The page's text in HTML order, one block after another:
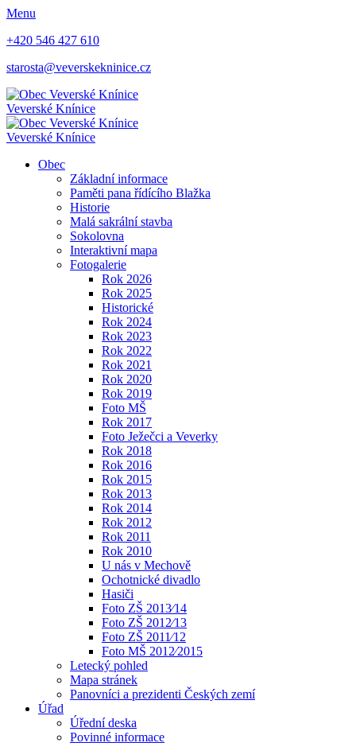
Menu
+420 546 427 610
starosta@veverskekninice.cz
Veverské Knínice
Veverské Knínice
Obec
Základní informace
Paměti pana řídícího Blažka
Historie
Malá sakrální stavba
Sokolovna
Interaktivní mapa
Fotogalerie
Rok 2026
Rok 2025
Historické
Rok 2024
Rok 2023
Rok 2022
Rok 2021
Rok 2020
Rok 2019
Foto MŠ
Rok 2017
Foto Ježečci a Veverky
Rok 2018
Rok 2016
Rok 2015
Rok 2013
Rok 2014
Rok 2012
Rok 2011
Rok 2010
U nás v Mechově
Ochotnické divadlo
Hasiči
Foto ZŠ 2013⁄14
Foto ZŠ 2012⁄13
Foto ZŠ 2011⁄12
Foto MŠ 2012⁄2015
Letecký pohled
Mapa stránek
Panovníci a prezidenti Českých zemí
Úřad
Úřední deska
Povinné informace